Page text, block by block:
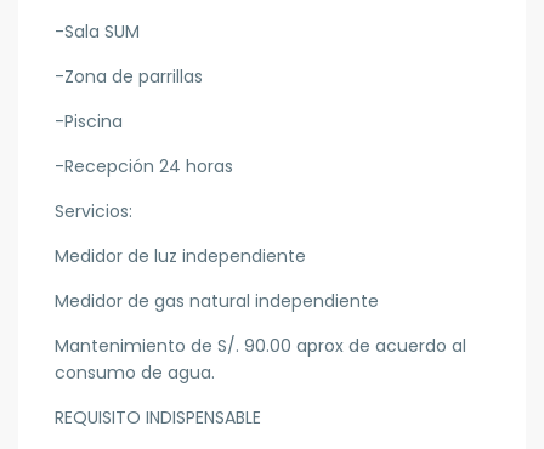
-Sala SUM
-Zona de parrillas
-Piscina
-Recepción 24 horas
Servicios:
Medidor de luz independiente
Medidor de gas natural independiente
Mantenimiento de S/. 90.00 aprox de acuerdo al
consumo de agua.
REQUISITO INDISPENSABLE